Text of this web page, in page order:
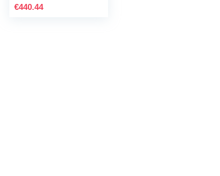
inch, Aangepaste…
€440.44